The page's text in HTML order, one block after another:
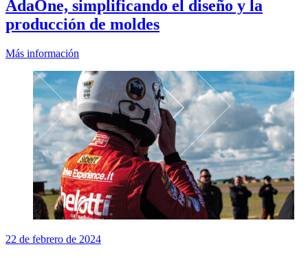
AdaOne, simplificando el diseño y la
producción de moldes
Más información
22 de febrero de 2024